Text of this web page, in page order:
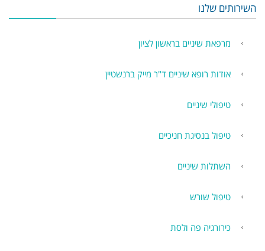
השירותים שלנו
מרפאת שיניים בראשון לציון
אודות רופא שיניים ד"ר מייק ברנשטיין
טיפולי שיניים
טיפול בנסיגת חניכיים
השתלות שיניים
טיפול שורש
כירורגיה פה ולסת